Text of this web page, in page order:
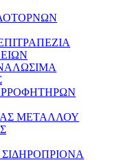
ΜΕΤΑΛΛΟΥ